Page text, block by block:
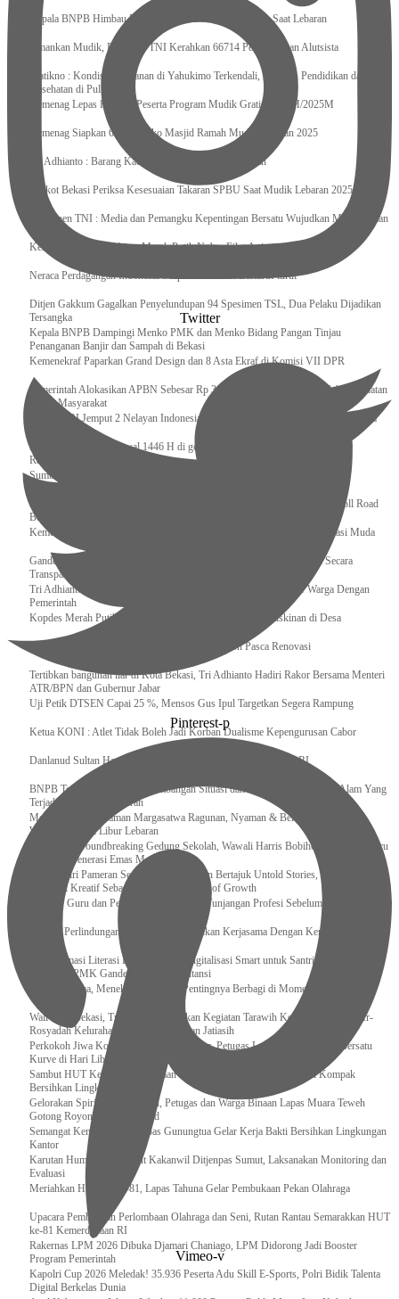
Kepala BNPB Himbau Pemda Waspada Potensi Bencana Saat Lebaran
Amankan Mudik, Panglima TNI Kerahkan 66714 Personel Dan Alutsista
Pratikno : Kondisi Keamanan di Yahukimo Terkendali, Layanan Pendidikan dan
Kesehatan di Pulihkan
Kemenag Lepas Ratusan Peserta Program Mudik Gratis 1446 H/2025M
Kemenag Siapkan 6.180 Posko Masjid Ramah Mudik Lebaran 2025
Tri Adhianto : Barang Kadaluarsa Segera di Kembalikan
Walkot Bekasi Periksa Kesesuaian Takaran SPBU Saat Mudik Lebaran 2025
Kapuspen TNI : Media dan Pemangku Kepentingan Bersatu Wujudkan Mudik Aman
Kemenekraf Ajak Kabinet Merah Putih Nobar Film Animasi Jumbo
Neraca Perdagangan Indonesia Surplus 58 Bulan Berturut-turut
Ditjen Gakkum Gagalkan Penyelundupan 94 Spesimen TSL, Dua Pelaku Dijadikan
Tersangka
Kepala BNPB Dampingi Menko PMK dan Menko Bidang Pangan Tinjau
Penanganan Banjir dan Sampah di Bekasi
Kemenekraf Paparkan Grand Design dan 8 Asta Ekraf di Komisi VII DPR
Pemerintah Alokasikan APBN Sebesar Rp 3,4 Triliun untuk Program Cek Kesehatan
Gratis Masyarakat
Bakamla RI Jemput 2 Nelayan Indonesia di Perbatasan Terluar Indonesia Malaysia
Sidang Isbat Awal Syawal 1446 H di gelar oleh Kementerian Agama pada 29
Ramadan
Sumber Daya Adalah Tantangan Penanganan Darurat Bencana di Daerah
Dukung Kelancaran Lalu Lintas Libur Idul Fitri 1446h / 2025m, Waskita Toll Road
Berlakukan Diskon Tarif Sebesar 20%
Kemenekraf – Kemeninves Perkuat Sinergi Demi Lapangan Kerja Generasi Muda
Gandeng KPK , Gus Ipul Memastikan Penyaluran Bansos Dilakukan Secara
Transparan dan Tepat Sasaran
Tri Adhianto Katakan : Tarling Sebagai Sarana Komunikasi Antar Warga Dengan
Pemerintah
Kopdes Merah Putih Instrumen Penting Pengentasan Kemiskinan di Desa
Presiden, Prabowo Subianto Resmikan 17 Stadion Pasca Renovasi
Tertibkan bangunan liar di Kota Bekasi, Tri Adhianto Hadiri Rakor Bersama Menteri
ATR/BPN dan Gubernur Jabar
Uji Petik DTSEN Capai 25 %, Mensos Gus Ipul Targetkan Segera Rampung
Ketua KONI : Atlet Tidak Boleh Jadi Korban Dualisme Kepengurusan Cabor
Danlanud Sultan Hasanuddin Ikuti Exit Meeting Bersama BPK RI
BNPB Terus Memantau Perkembangan Situasi dan Penanganan Bencana Alam Yang
Terjadi di Beberapa Daerah
Menpar Pastikan Taman Margasatwa Ragunan, Nyaman & Bersih di Kunjungi
Wisatawan Saat Libur Lebaran
Resmikan Groundbreaking Gedung Sekolah, Wawali Harris Bobihoe : Tonggak Baru
Ciptakan Generasi Emas Masa Depan
Menghadiri Pameran Seni Meiro Collection Bertajuk Untold Stories, Irene Umar :
Ekonomi Kreatif Sebagai The New Engine of Growth
120.067 Guru dan Pengawas PAI Terima Tunjangan Profesi Sebelum Lebaran
Perkuat Perlindungan KI Kemenkum Sahkan Kerjasama Dengan Kemenbud
Transformasi Literasi Keuangan dan Digitalisasi Smart untuk Santri Produktif
Kemenko PMK Gandeng Beberapa Intansi
Peduli Sesama, Menekraf Tekankan Pentingnya Berbagi di Momen Ramadan
Wali Kota Bekasi, Tri Adhianto Lakukan Kegiatan Tarawih Keliling di Masjid Ar-
Rosyadah Kelurahan Jatirasa Kecamatan Jatiasih
Perkokoh Jiwa Korsa dan Keasrian Kantor, Petugas Lapas Muara Teweh Bersatu
Kurve di Hari Libur
Sambut HUT Ke-81 Kemerdekaan RI, Pegawai Lapas Gunungsitoli Kompak
Bersihkan Lingkungan Kantor
Gelorakan Spirit Kemerdekaan, Petugas dan Warga Binaan Lapas Muara Teweh
Gotong Royong Kurve Masjid
Semangat Kemerdekaan, Lapas Gunungtua Gelar Kerja Bakti Bersihkan Lingkungan
Kantor
Karutan Humbahas Sambut Kakanwil Ditjenpas Sumut, Laksanakan Monitoring dan
Evaluasi
Meriahkan HUT RI ke-81, Lapas Tahuna Gelar Pembukaan Pekan Olahraga
Upacara Pembukaan Perlombaan Olahraga dan Seni, Rutan Rantau Semarakkan HUT
ke-81 Kemerdekaan RI
Rakernas LPM 2026 Dibuka Djamari Chaniago, LPM Didorong Jadi Booster
Program Pemerintah
Kapolri Cup 2026 Meledak! 35.936 Peserta Adu Skill E-Sports, Polri Bidik Talenta
Digital Berkelas Dunia
Twitter
Pinterest-p
Vimeo-v